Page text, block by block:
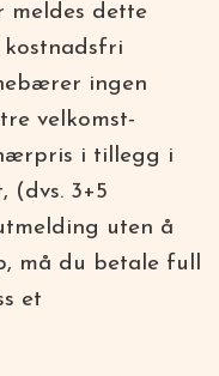
meldes dette
kostnadsfri
ingen
velkomst-
i tillegg i
(dvs. 3+5
uten å
må du betale full
et